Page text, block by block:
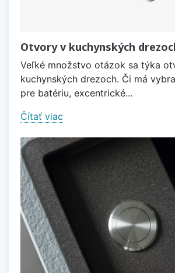
Otvory v kuchynských
Veľké množstvo otázok sa týka
kuchynských drezoch. Či má
pre batériu, excentrické...
Čítať viac